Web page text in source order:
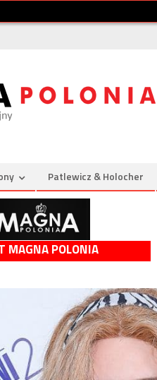
Patlewicz & Holocher
MAGNA POLONIA